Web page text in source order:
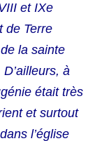
et IXe
de Terre
la sainte
à
était très
et surtout
l’église